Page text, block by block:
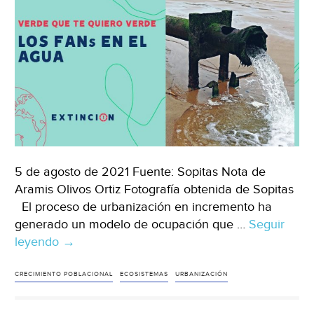
5 de agosto de 2021 Fuente: Sopitas Nota de
Aramis Olivos Ortiz Fotografía obtenida de Sopitas
El proceso de urbanización en incremento ha
generado un modelo de ocupación que … Seguir
leyendo Mundo
Los
→
CRECIMIENTO POBLACIONAL ECOSISTEMAS URBANIZACIÓN